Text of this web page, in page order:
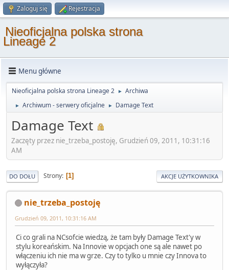
Zaloguj się Rejestracja
Nieoficjalna polska strona
Lineage 2
Menu główne
Nieoficjalna polska strona Lineage 2 ► Archiwa
► Archiwum - serwery oficjalne ► Damage Text
Damage Text
Zaczęty przez nie_trzeba_postoję, Grudzień 09, 2011, 10:31:16
AM
DO DOŁU Strony 1 AKCJE UŻYTKOWNIKA
nie_trzeba_postoję
Grudzień 09, 2011, 10:31:16 AM
Ci co grali na NCsofcie wiedzą, że tam były Damage Text'y w
stylu koreańskim. Na Innovie w opcjach one są ale nawet po
włączeniu ich nie ma w grze. Czy to tylko u mnie czy Innova to
wyłączyła?